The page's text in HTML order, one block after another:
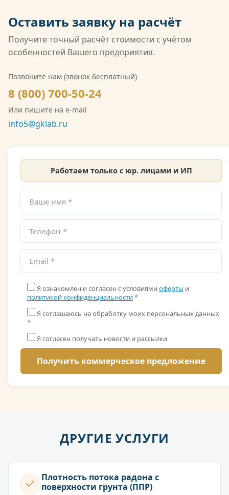
того, компания имеет лицензию Росгидромета
(Л039-00117-77/02547257) на деятельность в
области гидрометеорологии, включающую
водных объектов и почв. Также имеется допуск
СРО на выполнение инженерно-экологических
изысканий. Со скан-копией лицензии
Росгидромета можно ознакомиться на сайте.
Оставить заявку на расчёт
Получите точный расчёт стоимости с учётом
особенностей Вашего предприятия.
Позвоните нам (звонок бесплатный)
8 (800) 700-50-24
Или пишите на e-mail
info5@gklab.ru
Работаем только с юр. лицами и ИП
Я ознакомлен и согласен с условиями оферты и
политикой конфиденциальности*
Я соглашаюсь на обработку моих персональных данных
*
Я согласен получать новости и рассылки
ДРУГИЕ УСЛУГИ
Плотность потока радона с
поверхности грунта (ППР)